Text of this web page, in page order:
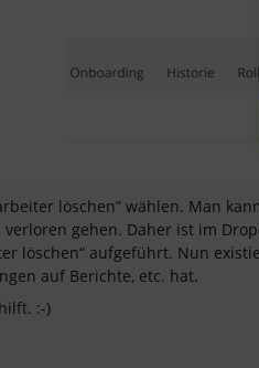
löschen” wählen. Man
gehen. Daher ist im
löschen“ aufgeführt. Nun
auf Berichte, etc. hat.
:-)